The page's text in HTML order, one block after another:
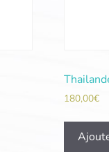
180,00€